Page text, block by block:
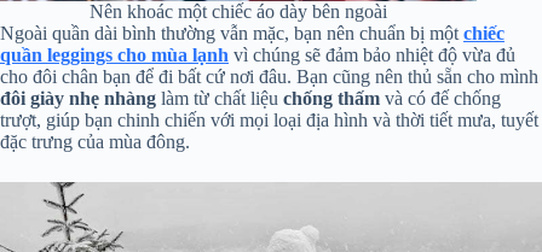
Nên khoác một chiếc áo dày bên ngoài
Ngoài quần dài bình thường vẫn mặc, bạn nên chuẩn bị mộtchiếc
quần leggings cho mùa lạnh vì chúng sẽ đảm bảo nhiệt độ vừa đủ
cho đôi chân bạn để đi bất cứ nơi đâu. Bạn cũng nên thủ sẵn cho mình
đôi giày nhẹ nhàng làm từ chất liệu chống thấm và có đế chống
trượt, giúp bạn chinh chiến với mọi loại địa hình và thời tiết mưa, tuyết
đặc trưng của mùa đông.